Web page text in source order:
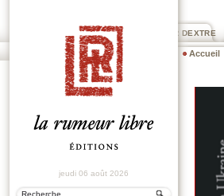
PRIX ROGER DEXTRE
Accueil
jeudi 06 août 2026